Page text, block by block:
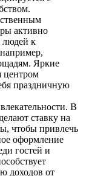
активно
людей к
Яркие
центром
праздничную
В
ставку на
чтобы привлечь
оформление
гостей и
доходов от